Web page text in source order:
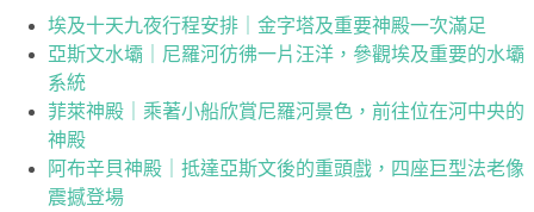
埃及十天九夜行程安排｜金字塔及重要神殿一次滿足
亞斯文水壩｜尼羅河彷彿一片汪洋，參觀埃及重要的水壩
系統
菲萊神殿｜乘著小船欣賞尼羅河景色，前往位在河中央的
神殿
阿布辛貝神殿｜抵達亞斯文後的重頭戲，四座巨型法老像
震撼登場